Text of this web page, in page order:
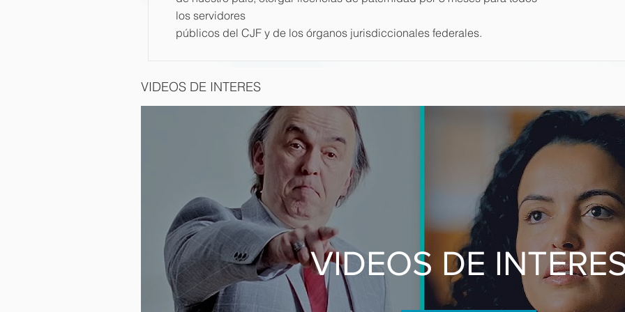
los servidores
públicos del CJF y de los órganos jurisdiccionales federales.
VIDEOS DE INTERES
VIDEOS DE